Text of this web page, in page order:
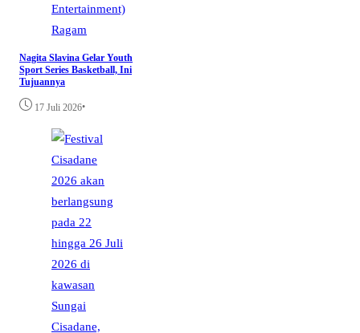
Ragam
Nagita Slavina Gelar Youth
Sport Series Basketball, Ini
Tujuannya
17 Juli 2026•